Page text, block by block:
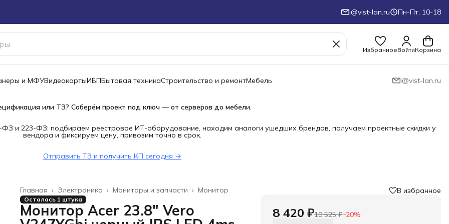
i@vist-lan.ru Пн-Пт, 10-18
ИзбранноеВойтиКорзина
и МФУВидеокартыИБПБытовая техникаСтроительство и ремонтМебель i@vist-lan.ru
или ТЗ? Соберём проект под ключ — от серверов до мебели.
и 223-ФЗ: подбираем реестровое ИТ-оборудование, находим аналоги ушедших брендов, получаем проектные скидки у
вендора и фиксируем цену, привозим точно в срок.
Отправить ТЗ и получить КП сегодня →
Монитор
Мониторы и запчасти ›
Электроника ›
Главная ›
Осталась 1 штука
Монитор Acer 23.8" Vero
В избранное
8 420 ₽10 525 ₽−20%